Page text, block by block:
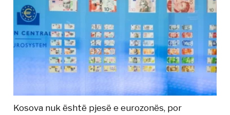
Kosova nuk është pjesë e eurozonës, por